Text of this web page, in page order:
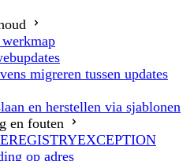
migreren tussen updates
en herstellen via sjablonen
en fouten
op adres